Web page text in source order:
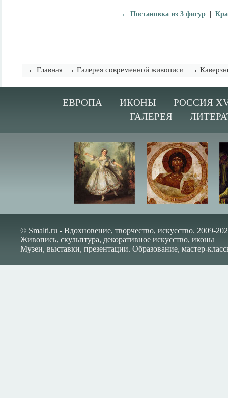
← Постановка из 3 фигур|
→ Главная → Галерея современной живописи →
ЕВРОПА ИКОНЫ
РОССИЯ
ГАЛЕРЕЯ
© Smalti.ru - Вдохновение, творчество, искусство. 2009-
Живопись, скульптура, декоративное искусство, иконы
Музеи, выставки, презентации. Образование, мастер-